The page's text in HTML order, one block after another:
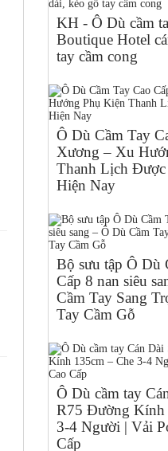
KH - Ô Dù cầm
Boutique Hotel
tay cầm cong
Ô Dù Cầm Tay
Xương – Xu
Thanh Lịch
Hiện Nay
Bộ sưu tập Ô Dù
Cấp 8 nan siêu
Cầm Tay Sang
Tay Cầm Gỗ
Ô Dù cầm tay
R75 Đường Kính
3-4 Người | Vải
Cấp